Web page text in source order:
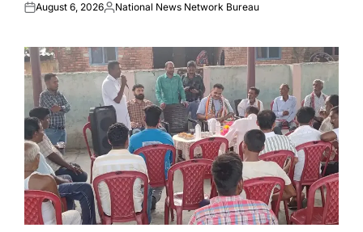
Posted
August 6, 2026Posted
National News Network Bureau